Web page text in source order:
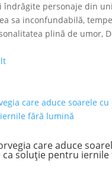
îndrăgite personaje din
sa inconfundabilă,
plină de umor,
care aduce
ca soluție pentru iernile